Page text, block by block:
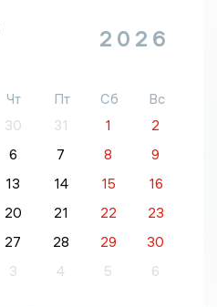
2026
Чт Пт Сб
Вс
30 31 1
2
6 7 8
9
13 14 15
16
20 21 22
23
27 28 29
30
3 4 5 6